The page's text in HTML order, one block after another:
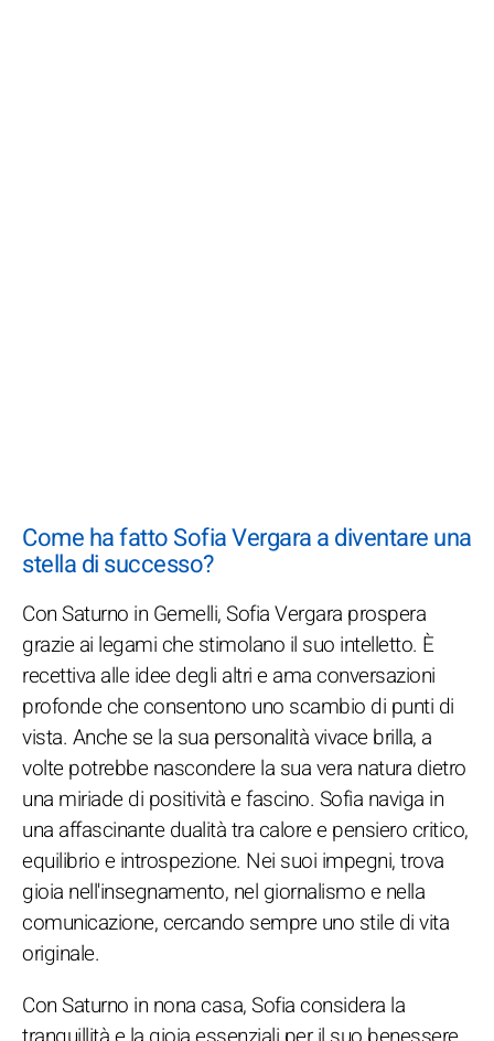
Come ha fatto Sofia Vergara a diventare una
stella di successo?
Con Saturno in Gemelli, Sofia Vergara prospera
grazie ai legami che stimolano il suo intelletto. È
recettiva alle idee degli altri e ama conversazioni
profonde che consentono uno scambio di punti di
vista. Anche se la sua personalità vivace brilla, a
volte potrebbe nascondere la sua vera natura dietro
una miriade di positività e fascino. Sofia naviga in
una affascinante dualità tra calore e pensiero critico,
equilibrio e introspezione. Nei suoi impegni, trova
gioia nell'insegnamento, nel giornalismo e nella
comunicazione, cercando sempre uno stile di vita
originale.
Con Saturno in nona casa, Sofia considera la